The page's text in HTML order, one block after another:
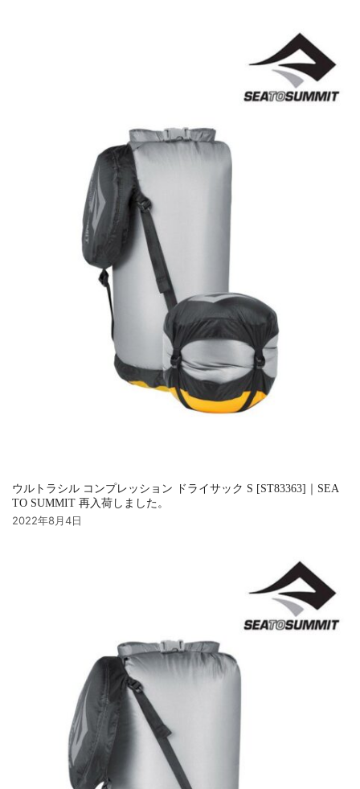
ウルトラシル コンプレッション ドライサック S [ST83363]｜SEA
TO SUMMIT 再入荷しました。
2022年8月4日